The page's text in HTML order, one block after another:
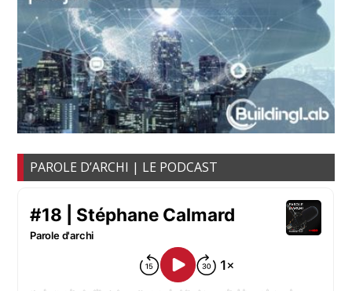
PAROLE D’ARCHI | LE PODCAST